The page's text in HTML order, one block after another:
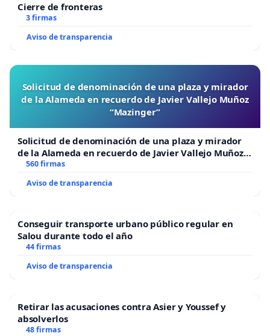
Cierre de fronteras
3 firmas
Aviso de transparencia
Solicitud de denominación de una plaza y mirador
de la Alameda en recuerdo de Javier Vallejo Muñoz
“Mazinger”
Solicitud de denominación de una plaza y mirador
de la Alameda en recuerdo de Javier Vallejo Muñoz
“Mazinger”
560 firmas
Aviso de transparencia
Conseguir transporte urbano público regular en
Salou durante todo el año
44 firmas
Aviso de transparencia
Retirar las acusaciones contra Asier y Youssef y
absolverlos
48 firmas